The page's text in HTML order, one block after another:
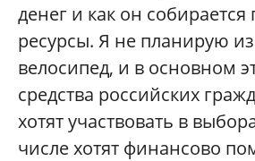
денег и как он собирается
ресурсы. Я не планирую
велосипед, и в основном
средства российских
хотят участвовать в
числе хотят финансово